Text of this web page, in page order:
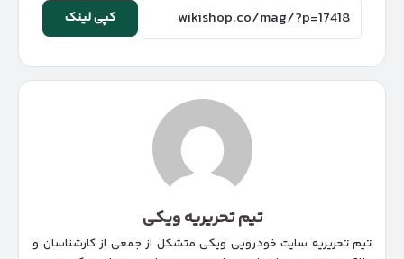
کپی لینک
تیم تحریریه ویکی
تیم تحریریه سایت خودرویی ویکی متشکل از جمعی از کارشناسان و